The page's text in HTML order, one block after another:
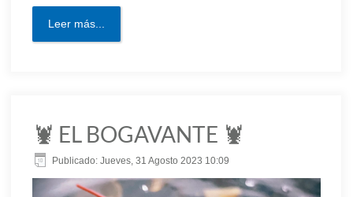
Leer más...
🦞 EL BOGAVANTE 🦞
Publicado: Jueves, 31 Agosto 2023 10:09